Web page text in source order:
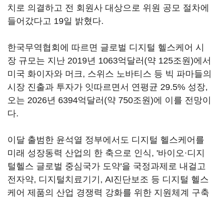
치로 의결하고 전 회원사 대상으로 위원 공모 절차에
들어갔다고 19일 밝혔다.
한국무역협회에 따르면 글로벌 디지털 헬스케어 시
장 규모는 지난 2019년 1063억달러(약 125조원)에서
미국 화이자와 머크, 스위스 노바티스 등 빅 파마들의
시장 진출과 투자가 잇따르면서 연평균 29.5% 성장,
오는 2026년 6394억달러(약 750조원)에 이를 전망이
다.
이달 출범한 윤석열 정부에서도 디지털 헬스케어를
미래 성장동력 산업의 한 축으로 인식, '바이오·디지
털헬스 글로벌 중심국가 도약'을 국정과제로 내걸고
전자약, 디지털치료기기, AI진단보조 등 디지털 헬스
케어 제품의 산업 경쟁력 강화를 위한 지원체계 구축